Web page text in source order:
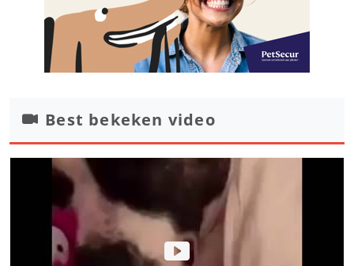
Best bekeken video